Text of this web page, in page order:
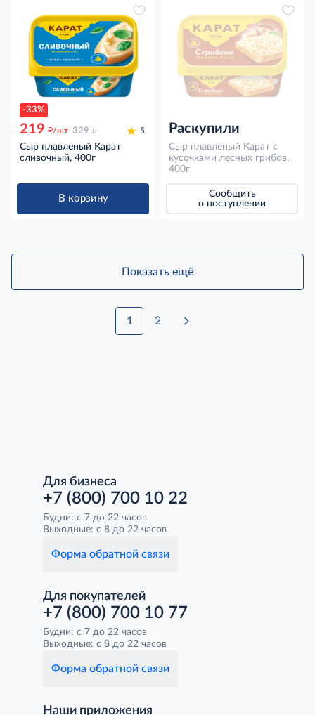
-33%
219 д/шт 329 д 5
Сыр плавленый Карат
сливочный, 400г
В корзину
Раскупили
Сыр плавленый Карат с
кусочками лесных грибов,
400г
Сообщить
о поступлении
Показать ещё
1 2
Для бизнеса
+7 (800) 700 10 22
Будни: с 7 до 22 часов
Выходные: с 8 до 22 часов
Форма обратной связи
Для покупателей
+7 (800) 700 10 77
Будни: с 7 до 22 часов
Выходные: с 8 до 22 часов
Форма обратной связи
Наши приложения